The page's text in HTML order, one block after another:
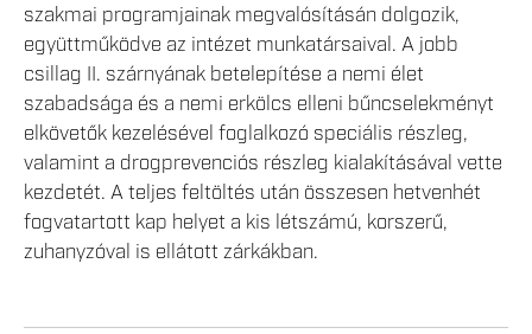
szakmai programjainak megvalósításán dolgozik,
együttműködve az intézet munkatársaival. A jobb
csillag II. szárnyának betelepítése a nemi élet
szabadsága és a nemi erkölcs elleni bűncselekményt
elkövetők kezelésével foglalkozó speciális részleg,
valamint a drogprevenciós részleg kialakításával vette
kezdetét. A teljes feltöltés után összesen hetvenhét
fogvatartott kap helyet a kis létszámú, korszerű,
zuhanyzóval is ellátott zárkákban.